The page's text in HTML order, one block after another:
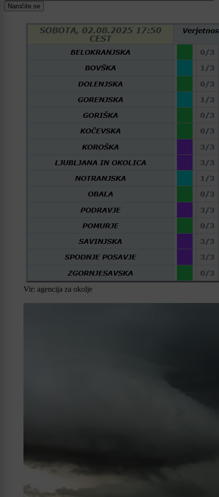
Naročite se
Vir: agencija za okolje